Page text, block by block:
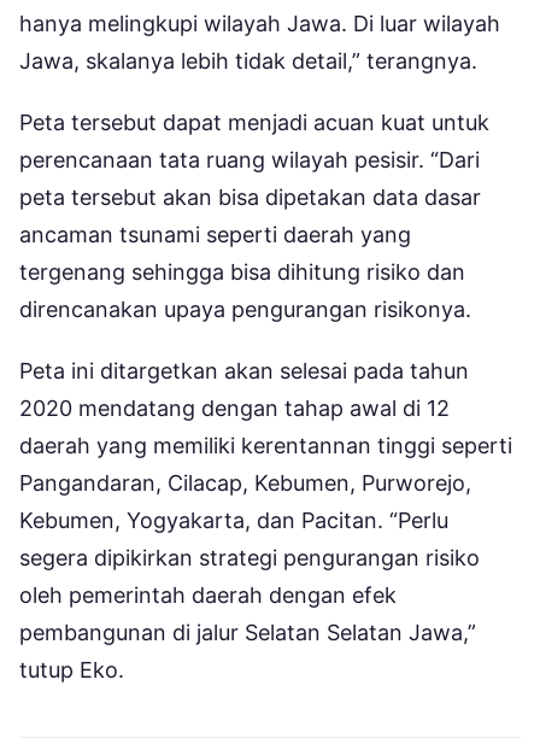
hanya melingkupi wilayah Jawa. Di luar wilayah
Jawa, skalanya lebih tidak detail,” terangnya.
Peta tersebut dapat menjadi acuan kuat untuk
perencanaan tata ruang wilayah pesisir. “Dari
peta tersebut akan bisa dipetakan data dasar
ancaman tsunami seperti daerah yang
tergenang sehingga bisa dihitung risiko dan
direncanakan upaya pengurangan risikonya.
Peta ini ditargetkan akan selesai pada tahun
2020 mendatang dengan tahap awal di 12
daerah yang memiliki kerentannan tinggi seperti
Pangandaran, Cilacap, Kebumen, Purworejo,
Kebumen, Yogyakarta, dan Pacitan. “Perlu
segera dipikirkan strategi pengurangan risiko
oleh pemerintah daerah dengan efek
pembangunan di jalur Selatan Selatan Jawa,”
tutup Eko.